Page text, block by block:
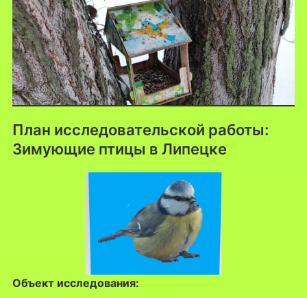
План исследовательской работы:
Зимующие птицы в Липецке
Объект исследования: